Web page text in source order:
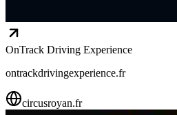
OnTrack Driving Experience
ontrackdrivingexperience.fr
circusroyan.fr